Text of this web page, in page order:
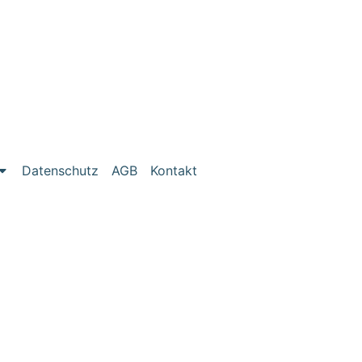
Datenschutz AGB Kontakt